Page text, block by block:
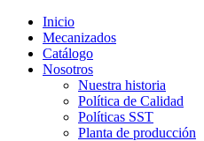
Inicio
Mecanizados
Catálogo
Nosotros
Nuestra historia
Política de Calidad
Políticas SST
Planta de producción